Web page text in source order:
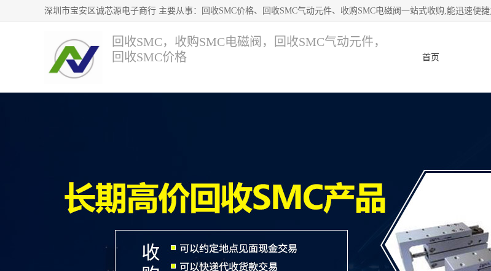
回收SMC，收购SMC电磁阀，回收SMC气动元件，
回收SMC价格
首页